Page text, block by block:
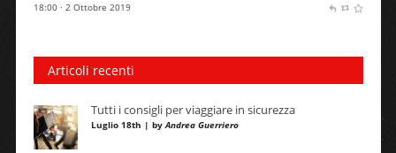
18:00 · 2 Ottobre 2019
Articoli recenti
Tutti i consigli per viaggiare in sicurezza
Luglio 18th | byAndrea Guerriero